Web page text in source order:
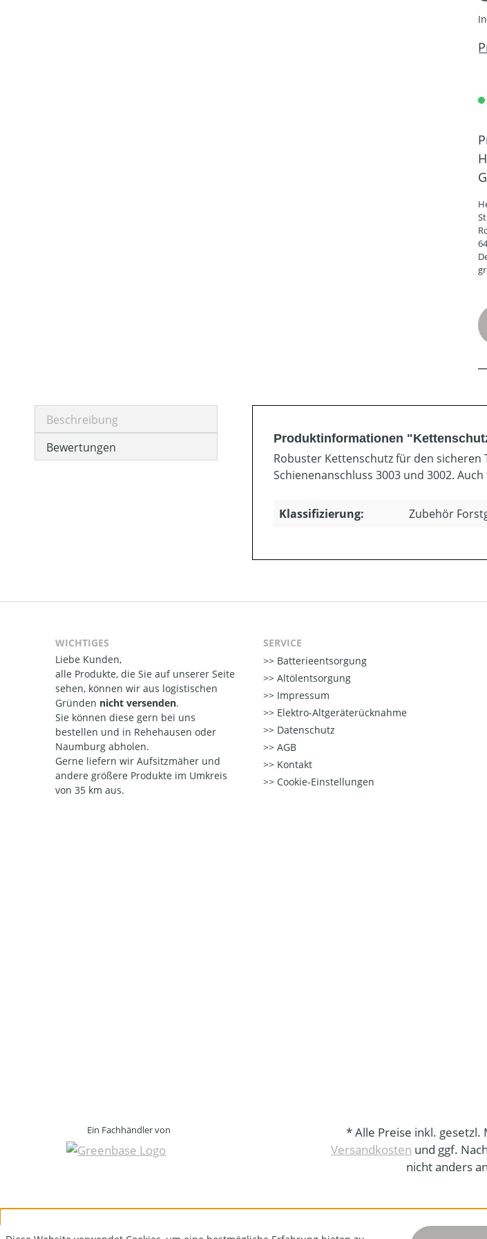
Beschreibung
Bewertungen
Produktinformationen
Robuster Kettenschutz für den
Schienenanschluss 3003 und 3002.
Klassifizierung: Zubehör
WICHTIGES
Liebe Kunden,
alle Produkte, die Sie auf unserer Seite
sehen, können wir aus logistischen
Gründen nicht versenden.
Sie können diese gern bei uns
bestellen und in Rehehausen oder
Naumburg abholen.
Gerne liefern wir Aufsitzmäher und
andere größere Produkte im Umkreis
von 35 km aus.
SERVICE
Batterieentsorgung
Altölentsorgung
Impressum
Elektro-Altgeräterücknahme
Datenschutz
AGB
Kontakt
Cookie-Einstellungen
Ein Fachhändler von
* Alle Preise inkl.
Versandkosten und ggf.
nicht anders